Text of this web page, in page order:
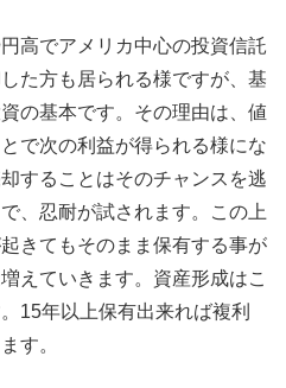
高でアメリカ中心の投資信託
た方も居られる様ですが、基
の基本です。その理由は、値
で次の利益が得られる様にな
することはそのチャンスを逃
、忍耐が試されます。この上
きてもそのまま保有する事が
えていきます。資産形成はこ
15年以上保有出来れば複利
す。